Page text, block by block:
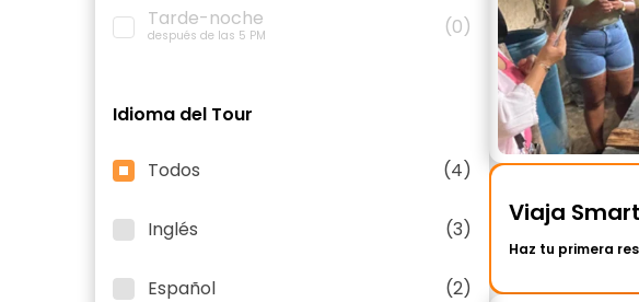
Tarde-noche
después de las 5 PM (0)
Idioma del Tour
Todos (4)
Inglés (3)
Español (2)
Viaja
Haz tu primera